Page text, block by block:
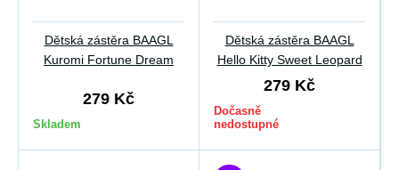
Dětská zástěra BAAGL
Kuromi Fortune Dream
279 Kč
Skladem
Dětská zástěra BAAGL
Hello Kitty Sweet Leopard
279 Kč
Dočasně
nedostupné